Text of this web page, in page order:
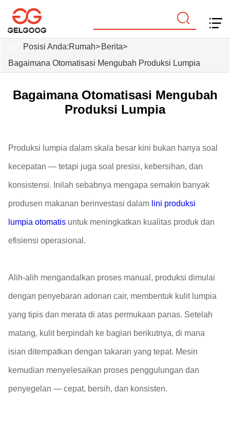
Posisi Anda:Rumah> Berita>
Bagaimana Otomatisasi Mengubah Produksi Lumpia
Bagaimana Otomatisasi Mengubah
Produksi Lumpia
Produksi lumpia dalam skala besar kini bukan hanya soal
kecepatan — tetapi juga soal presisi, kebersihan, dan
konsistensi. Inilah sebabnya mengapa semakin banyak
produsen makanan berinvestasi dalam lini produksi
lumpia otomatis untuk meningkatkan kualitas produk dan
efisiensi operasional.
Alih-alih mengandalkan proses manual, produksi dimulai
dengan penyebaran adonan cair, membentuk kulit lumpia
yang tipis dan merata di atas permukaan panas. Setelah
matang, kulit berpindah ke bagian berikutnya, di mana
isian ditempatkan dengan takaran yang tepat. Mesin
kemudian menyelesaikan proses penggulungan dan
penyegelan — cepat, bersih, dan konsisten.